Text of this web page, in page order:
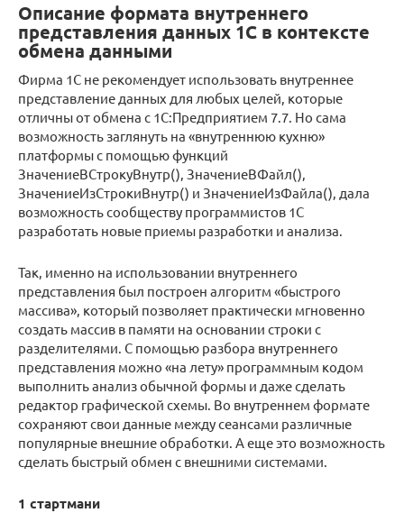
Описание формата внутреннего
представления данных 1С в контексте
обмена данными
Фирма 1С не рекомендует использовать внутреннее
представление данных для любых целей, которые
отличны от обмена с 1С:Предприятием 7.7. Но сама
возможность заглянуть на «внутреннюю кухню»
платформы с помощью функций
ЗначениеВСтрокуВнутр(), ЗначениеВФайл(),
ЗначениеИзСтрокиВнутр() и ЗначениеИзФайла(), дала
возможность сообществу программистов 1С
разработать новые приемы разработки и анализа.
Так, именно на использовании внутреннего
представления был построен алгоритм «быстрого
массива», который позволяет практически мгновенно
создать массив в памяти на основании строки с
разделителями. С помощью разбора внутреннего
представления можно «на лету» программным кодом
выполнить анализ обычной формы и даже сделать
редактор графической схемы. Во внутреннем формате
сохраняют свои данные между сеансами различные
популярные внешние обработки. А еще это возможность
сделать быстрый обмен с внешними системами.
1 стартмани